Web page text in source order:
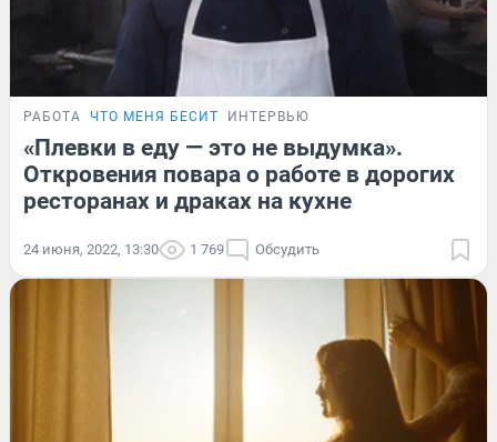
РАБОТА ЧТО МЕНЯ БЕСИТ ИНТЕРВЬЮ
«Плевки в еду — это не выдумка».
Откровения повара о работе в дорогих
ресторанах и драках на кухне
24 июня, 2022, 13:30 1 769 Обсудить